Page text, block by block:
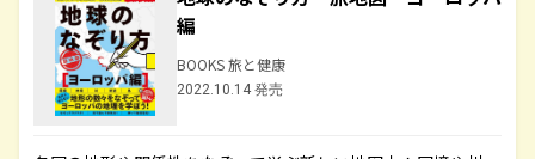
編
BOOKS 旅と健康
2022.10.14 発売